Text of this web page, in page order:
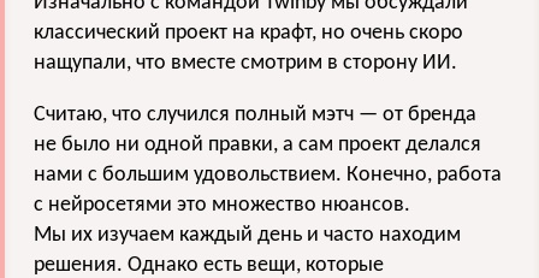
классический проект на крафт, но очень скоро
нащупали, что вместе смотрим в сторону ИИ.
Считаю, что случился полный мэтч — от бренда
не было ни одной правки, а сам проект делался
нами с большим удовольствием. Конечно, работа
с нейросетями это множество нюансов.
Мы их изучаем каждый день и часто находим
решения. Однако есть вещи, которые